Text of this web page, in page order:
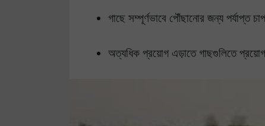
গাছে সম্পূর্ণভাবে পৌঁছানোর জন্য পর্যাপ্ত
অত্যধিক প্রয়োগ এড়াতে গাছগুলিতে প্রয়োগ